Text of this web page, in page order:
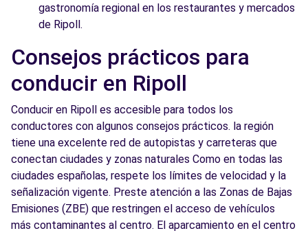
gastronomía regional en los restaurantes y mercados
de Ripoll.
Consejos prácticos para
conducir en Ripoll
Conducir en Ripoll es accesible para todos los
conductores con algunos consejos prácticos. la región
tiene una excelente red de autopistas y carreteras que
conectan ciudades y zonas naturales Como en todas las
ciudades españolas, respete los límites de velocidad y la
señalización vigente. Preste atención a las Zonas de Bajas
Emisiones (ZBE) que restringen el acceso de vehículos
más contaminantes al centro. El aparcamiento en el centro